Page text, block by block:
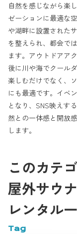
自然を感じながら楽
ゼーションに最適な空
や湖畔に設置された
を整えられ、都会で
ます。アウトドアア
後に川や海でクール
楽しむだけでなく、
にも最適です。イベ
となり、SNS映えす
然との一体感と開放
します。
このカテ
屋外サウ
レンタル
Tag